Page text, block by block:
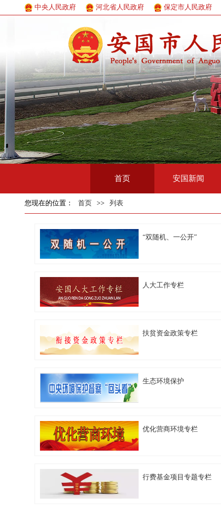
中央人民政府 河北省人民政府 保定市人民政府
首页 安国新闻
您现在的位置： 首页 >> 列表
“双随机、一公开”
人大工作专栏
扶贫资金政策专栏
生态环境保护
优化营商环境专栏
行费基金项目专题专栏